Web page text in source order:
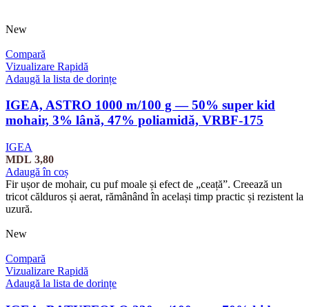
New
Compară
Vizualizare Rapidă
Adaugă la lista de dorințe
IGEA, ASTRO 1000 m/100 g — 50% super kid
mohair, 3% lână, 47% poliamidă, VRBF-175
IGEA
MDL 3,80
Adaugă în coș
Fir ușor de mohair, cu puf moale și efect de „ceață”. Creează un
tricot călduros și aerat, rămânând în același timp practic și rezistent la
uzură.
New
Compară
Vizualizare Rapidă
Adaugă la lista de dorințe